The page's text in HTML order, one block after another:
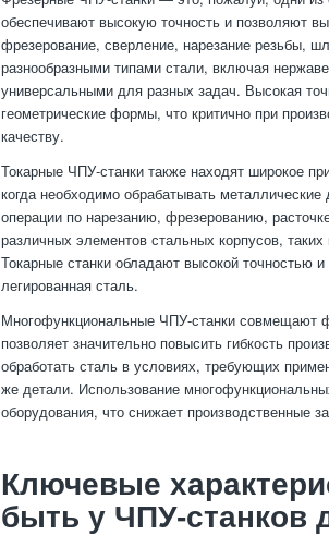
обеспечивают высокую точность и позволяют
фрезерование, сверление, нарезание резьбы,
разнообразными типами стали, включая
универсальными для разных задач. Высокая
геометрические формы, что критично при
качеству.
Токарные ЧПУ-станки также находят широкое
когда необходимо обрабатывать
операции по нарезанию, фрезерованию,
различных элементов стальных корпусов,
Токарные станки обладают высокой точностью
легированная сталь.
Многофункциональные ЧПУ-станки совмещают
позволяет значительно повысить гибкость
обработать сталь в условиях, требующих
же детали. Использование
оборудования, что снижает производственные
Ключевые
быть у ЧПУ-станков